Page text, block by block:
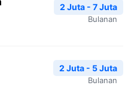
2 Juta - 7 Juta
Bulanan
2 Juta - 5 Juta
Bulanan